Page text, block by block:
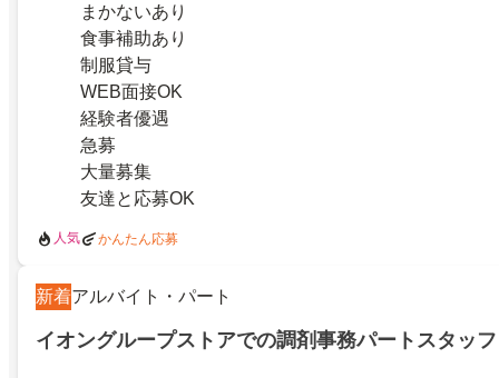
まかないあり
食事補助あり
制服貸与
WEB面接OK
経験者優遇
急募
大量募集
友達と応募OK
人気 かんたん応募
新着アルバイト・パート
イオングループストアでの調剤事務パートスタッフ